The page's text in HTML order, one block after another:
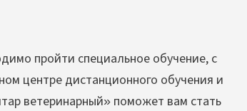
пройти специальное обучение, с
центре дистанционного обучения и
ветеринарный» поможет вам стать